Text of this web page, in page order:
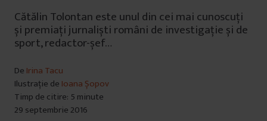
Cătălin Tolontan este unul din cei mai cunoscuți
și premiați jurnaliști români de investigație și de
sport, redactor-șef…
De Irina Tacu
Ilustrație de Ioana Șopov
Timp de citire: 5 minute
29 septembrie 2016